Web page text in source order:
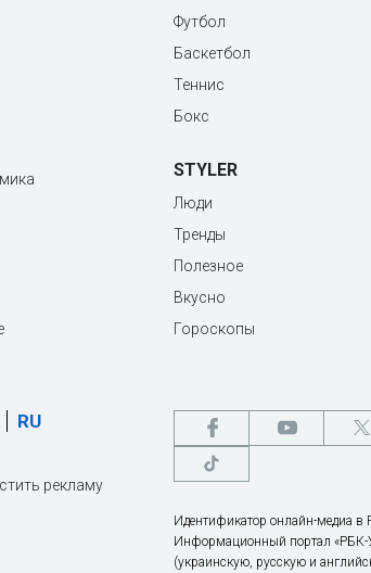
Футбол
Баскетбол
Теннис
Бокс
STYLER
Люди
Тренды
Полезное
Вкусно
Гороскопы
RU
рекламу
Идентификатор онлайн-медиа в
Информационный портал «РБК-
(украинскую, русскую и